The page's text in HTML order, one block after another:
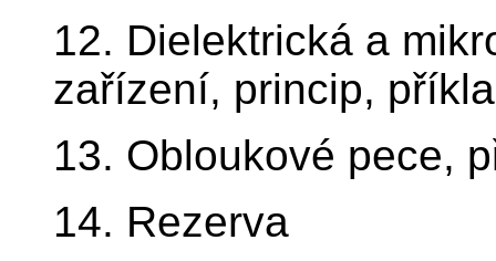
12. Dielektrická a
zařízení, princip,
13. Obloukové pece,
14. Rezerva